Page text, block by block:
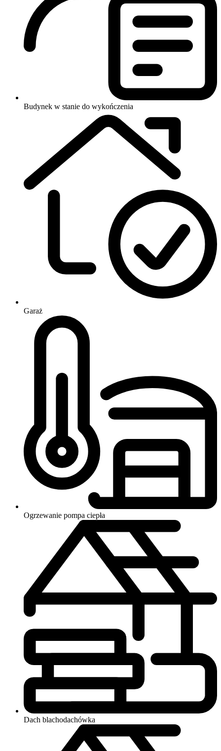
Budynek w stanie do wykończenia
Garaż
Ogrzewanie pompa ciepła
Dach blachodachówka